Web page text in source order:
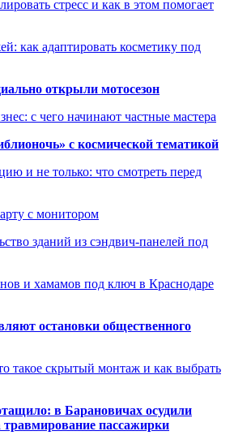
стресс и как в этом помогает
как адаптировать косметику под
открыли мотосезон
с чего начинают частные мастера
с космической тематикой
и не только: что смотреть перед
с монитором
зданий из сэндвич-панелей под
и хамамов под ключ в Краснодаре
остановки общественного
такое скрытый монтаж и как выбрать
в Барановичах осудили
травмирование пассажирки